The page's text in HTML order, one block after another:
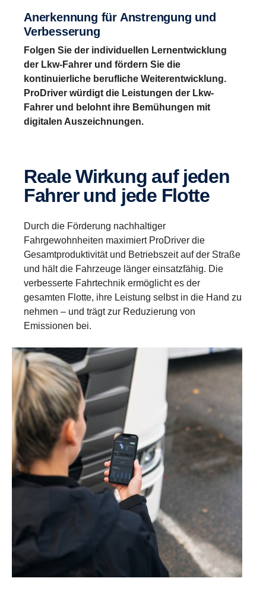
Anerkennung für Anstrengung und
Verbesserung
Folgen Sie der individuellen Lernentwicklung
der Lkw-Fahrer und fördern Sie die
kontinuierliche berufliche Weiterentwicklung.
ProDriver würdigt die Leistungen der Lkw-
Fahrer und belohnt ihre Bemühungen mit
digitalen Auszeichnungen.
Reale Wirkung auf jeden
Fahrer und jede Flotte
Durch die Förderung nachhaltiger
Fahrgewohnheiten maximiert ProDriver die
Gesamtproduktivität und Betriebszeit auf der Straße
und hält die Fahrzeuge länger einsatzfähig. Die
verbesserte Fahrtechnik ermöglicht es der
gesamten Flotte, ihre Leistung selbst in die Hand zu
nehmen – und trägt zur Reduzierung von
Emissionen bei.